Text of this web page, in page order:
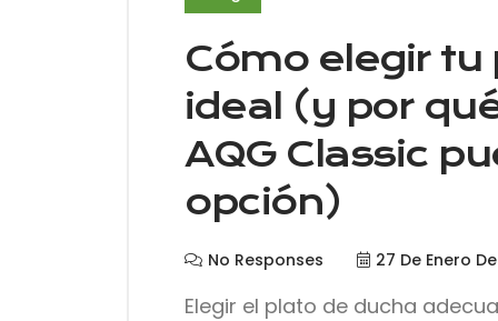
Cómo elegir tu
ideal (y por
AQG Classic
opción)
No Responses 27 De Enero
Elegir el plato de ducha